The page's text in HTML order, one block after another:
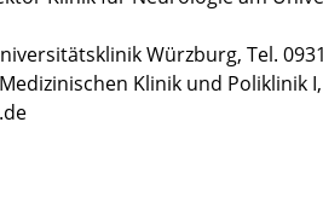
Würzburg, Tel.
Klinik und Poliklinik